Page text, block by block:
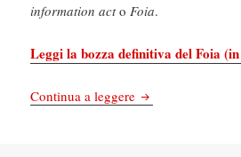
information actoFoia.
Leggi la bozza definitiva del Foia
Continua a leggere La Repubblica: